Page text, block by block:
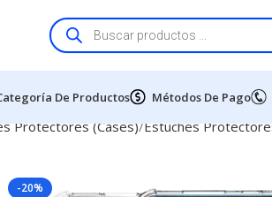
De Productos Métodos De Pago
Protectores (Cases) Estuches
-20%